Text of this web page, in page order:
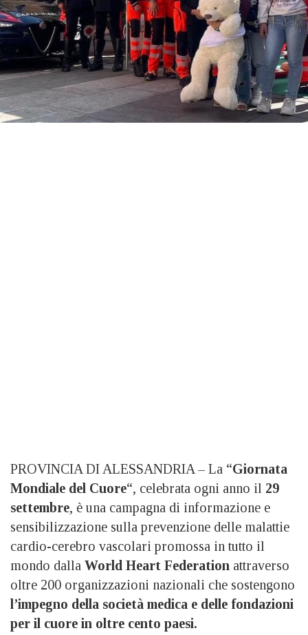
PROVINCIA DI ALESSANDRIA – La “Giornata
Mondiale del Cuore“, celebrata ogni anno il 29
settembre, è una campagna di informazione e
sensibilizzazione sulla prevenzione delle malattie
cardio-cerebro vascolari promossa in tutto il
mondo dalla World Heart Federation attraverso
oltre 200 organizzazioni nazionali che sostengono
l’impegno della società medica e delle fondazioni
per il cuore in oltre cento paesi.